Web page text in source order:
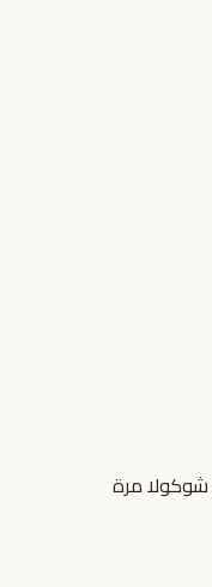
شوكولا مرة